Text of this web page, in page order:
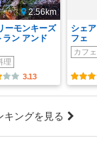
2.56km
ーモンキーズ
ラン アンド
理
3.13
シェ
フェ
カフェ
キングを見る